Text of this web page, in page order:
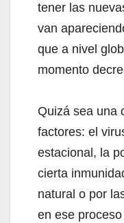
tener las
van
que a nivel
momento
Quizá sea una
factores: el
estacional, la
cierta
natural o por
en ese